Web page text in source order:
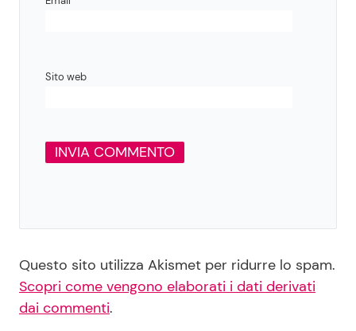
Sito web
Questo sito utilizza Akismet per ridurre lo spam.
Scopri come vengono elaborati i dati derivati
dai commenti.